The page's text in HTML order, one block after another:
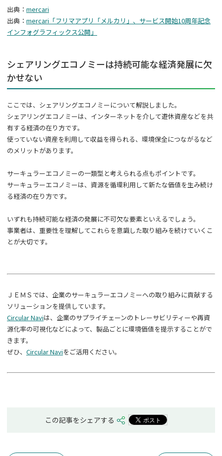
出典： mercari
出典： mercari「フリマアプリ「メルカリ」、サービス開始10周年記念
インフォグラフィックス公開」
シェアリングエコノミーは持続可能な経済発展に欠
かせない
ここでは、シェアリングエコノミーについて解説しました。
シェアリングエコノミーは、インターネットを介して遊休資産などを共
有する経済の在り方です。
使っていない資産を利用して収益を得られる、環境保全につながるなど
のメリットがあります。
サーキュラーエコノミーの一類型と考えられる点もポイントです。
サーキュラーエコノミーは、資源を循環利用して新たな価値を生み続け
る経済の在り方です。
いずれも持続可能な経済の発展に不可欠な要素といえるでしょう。
事業者は、重要性を理解してこれらを意識した取り組みを続けていくこ
とが大切です。
ＪＥＭＳでは、企業のサーキュラーエコノミーへの取り組みに貢献する
ソリューションを提供しています。
Circular Naviは、企業のサプライチェーンのトレーサビリティーや再資
源化率の可視化などによって、製品ごとに環境価値を提示することがで
きます。
ぜひ、 Circular Naviをご活用ください。
この記事をシェアする